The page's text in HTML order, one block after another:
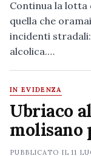
Continua la lotta
quella che
incidenti
alcolica.…
IN EVIDENZA
Ubriaco
molisano
PUBBLICATO IL11